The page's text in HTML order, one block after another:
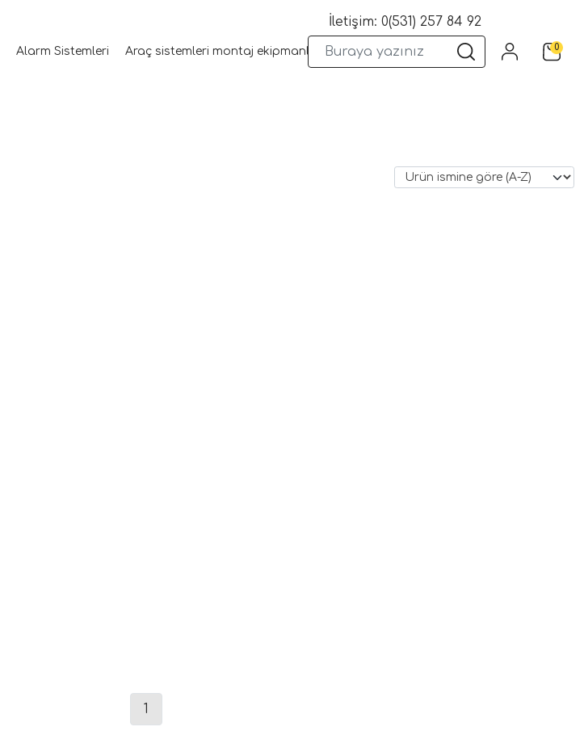
Alarm Sistemleri Araç sistemleri montaj ekipmanları Wifi Kameralar Yangın Sistemleri
İletişim: 0(531) 257 84 92
0
1